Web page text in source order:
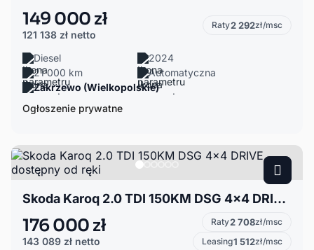
149 000 zł
121 138 zł netto
Raty2 292zł/msc
Diesel
2024
21 000 km
Automatyczna
Zakrzewo (Wielkopolskie)
Ogłoszenie prywatne
Skoda Karoq 2.0 TDI 150KM DSG 4x4 DRIVE, dostępny od ręki
176 000 zł
143 089 zł netto
Raty2 708zł/msc
Leasing1 512zł/msc